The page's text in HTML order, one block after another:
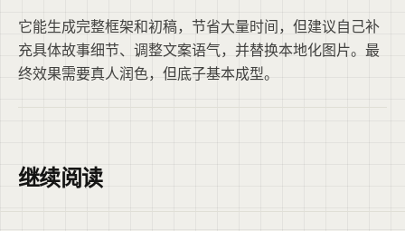
它能生成完整框架和初稿，节省大量时间，但建议自己补
充具体故事细节、调整文案语气，并替换本地化图片。最
终效果需要真人润色，但底子基本成型。
继续阅读